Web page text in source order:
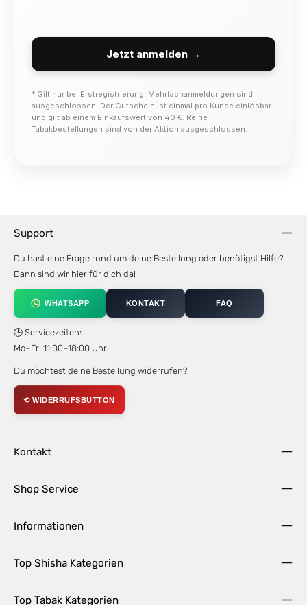
Jetzt anmelden →
* Gilt nur bei Erstregistrierung. Mehrfachanmeldungen sind
ausgeschlossen. Der Gutschein ist einmal pro Kunde einlösbar
und gilt ab einem Einkaufswert von 40 €. Reine
Tabakbestellungen sind von der Aktion ausgeschlossen.
Support
Du hast eine Frage rund um deine Bestellung oder benötigst Hilfe?
Dann sind wir hier für dich da!
WHATSAPP KONTAKT FAQ
🕒 Servicezeiten:
Mo–Fr: 11:00–18:00 Uhr
Du möchtest deine Bestellung widerrufen?
⟲ WIDERRUFSBUTTON
Kontakt
Shop Service
Informationen
Top Shisha Kategorien
Top Tabak Kategorien